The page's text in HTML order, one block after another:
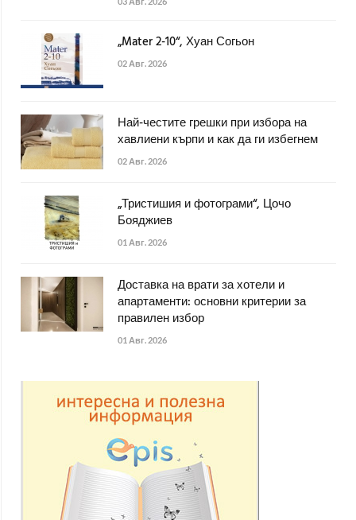
„Mater 2-10“, Хуан Согьон
02 Авг. 2026
Най-честите грешки при избора на
хавлиени кърпи и как да ги избегнем
02 Авг. 2026
„Тристишия и фотограми“, Цочо
Бояджиев
01 Авг. 2026
Доставка на врати за хотели и
апартаменти: основни критерии за
правилен избор
01 Авг. 2026